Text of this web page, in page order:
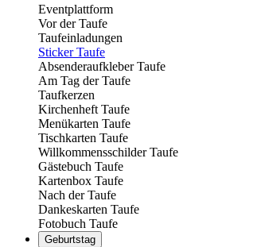
Eventplattform
Vor der Taufe
Taufeinladungen
Sticker Taufe
Absenderaufkleber Taufe
Am Tag der Taufe
Taufkerzen
Kirchenheft Taufe
Menükarten Taufe
Tischkarten Taufe
Willkommensschilder Taufe
Gästebuch Taufe
Kartenbox Taufe
Nach der Taufe
Dankeskarten Taufe
Fotobuch Taufe
Geburtstag